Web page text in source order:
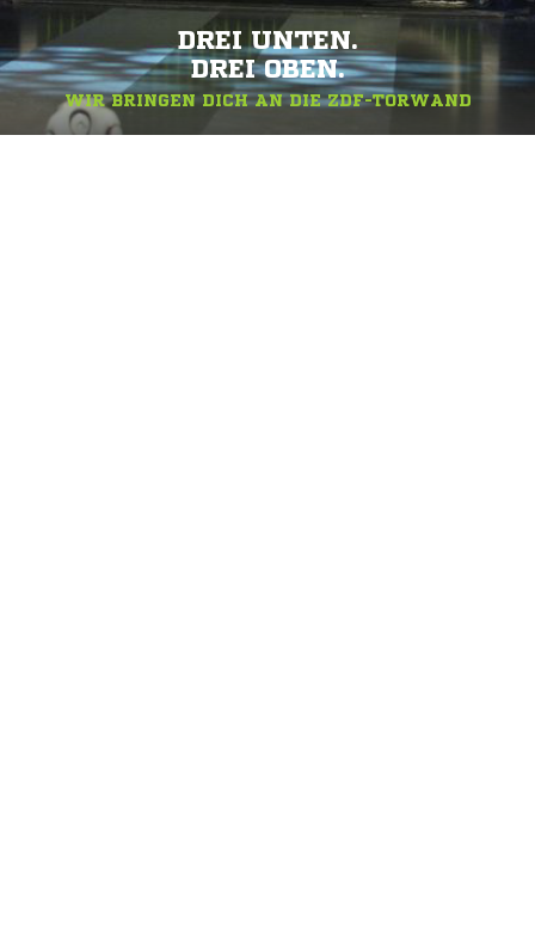
DREI UNTEN.
DREI OBEN.
WIR BRINGEN DICH AN DIE ZDF-TORWAND